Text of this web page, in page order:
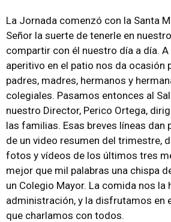
La Jornada comenzó con la Santa
Señor la suerte de tenerle en
compartir con él nuestro día a día.
aperitivo en el patio nos da ocasión
padres, madres, hermanos y
colegiales. Pasamos entonces al
nuestro Director, Perico Ortega,
las familias. Esas breves líneas dan
de un video resumen del trimestre,
fotos y vídeos de los últimos tres
mejor que mil palabras una chispa
un Colegio Mayor. La comida nos la
administración, y la disfrutamos en
que charlamos con todos.